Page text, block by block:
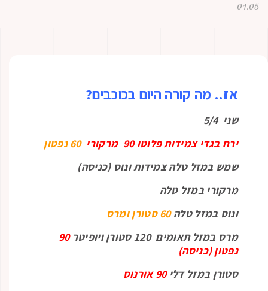
04.05
אז.. מה קורה היום בכוכבים?
שני 5/4
ירח בגדי צמידות פלוטו 90 מרקורי
60 נפטון
שמש במזל טלה צמידות ונוס (כניסה)
מרקורי במזל טלה
ונוס במזל טלה60 סטורן ומרס
מרס במזל תאומים 120 סטורן ויופיטר
90
נפטון (כניסה)
סטורן במזל דלי90 אורנוס